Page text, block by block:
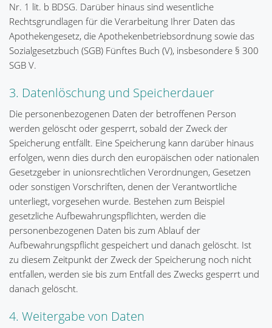
Nr. 1 lit. b BDSG. Darüber hinaus sind wesentliche
Rechtsgrundlagen für die Verarbeitung Ihrer Daten das
Apothekengesetz, die Apothekenbetriebsordnung sowie das
Sozialgesetzbuch (SGB) Fünftes Buch (V), insbesondere § 300
SGB V.
3. Datenlöschung und Speicherdauer
Die personenbezogenen Daten der betroffenen Person
werden gelöscht oder gesperrt, sobald der Zweck der
Speicherung entfällt. Eine Speicherung kann darüber hinaus
erfolgen, wenn dies durch den europäischen oder nationalen
Gesetzgeber in unionsrechtlichen Verordnungen, Gesetzen
oder sonstigen Vorschriften, denen der Verantwortliche
unterliegt, vorgesehen wurde. Bestehen zum Beispiel
gesetzliche Aufbewahrungspflichten, werden die
personenbezogenen Daten bis zum Ablauf der
Aufbewahrungspflicht gespeichert und danach gelöscht. Ist
zu diesem Zeitpunkt der Zweck der Speicherung noch nicht
entfallen, werden sie bis zum Entfall des Zwecks gesperrt und
danach gelöscht.
4. Weitergabe von Daten